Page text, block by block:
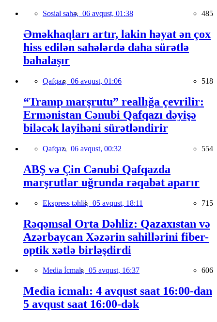
Sosial sahə, 06 avqust, 01:38 485
Əməkhaqları artır, lakin həyat ən çox
hiss edilən sahələrdə daha sürətlə
bahalaşır
Qafqaz, 06 avqust, 01:06 518
“Tramp marşrutu” reallığa çevrilir:
Ermənistan Cənubi Qafqazı dəyişə
biləcək layihəni sürətləndirir
Qafqaz, 06 avqust, 00:32 554
ABŞ və Çin Cənubi Qafqazda
marşrutlar uğrunda rəqabət aparır
Ekspress təhlil, 05 avqust, 18:11 715
Rəqəmsal Orta Dəhliz: Qazaxıstan və
Azərbaycan Xəzərin sahillərini fiber-
optik xətlə birləşdirdi
Media İcmalı, 05 avqust, 16:37 606
Media icmalı: 4 avqust saat 16:00-dan
5 avqust saat 16:00-dək